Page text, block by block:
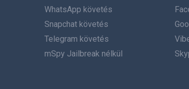
WhatsApp követés
Snapchat követés
Telegram követés
mSpy Jailbreak nélkül